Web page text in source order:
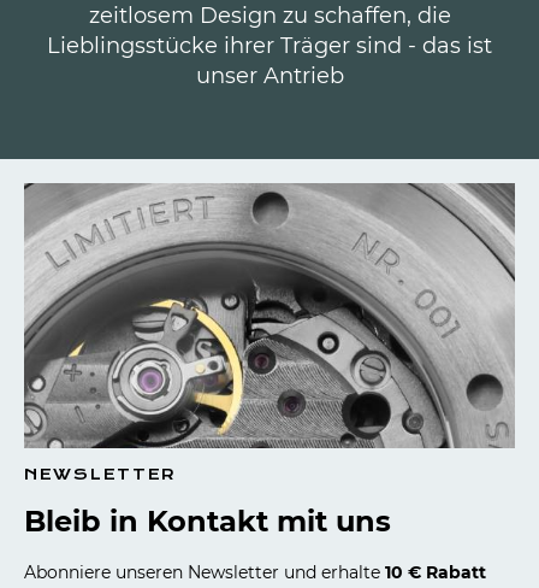
zeitlosem Design zu schaffen, die
Lieblingsstücke ihrer Träger sind - das ist
unser Antrieb
NEWSLETTER
Bleib in Kontakt mit uns
Abonniere unseren Newsletter und erhalte 10 € Rabatt